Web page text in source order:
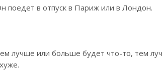
поедет в отпуск в Париж или в Лондон.
лучше или больше будет что-то, тем